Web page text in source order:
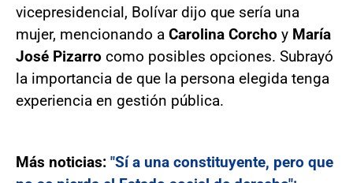
vicepresidencial, Bolívar dijo que sería una
mujer, mencionando a Carolina Corcho y María
José Pizarro como posibles opciones. Subrayó
la importancia de que la persona elegida tenga
experiencia en gestión pública.
Más noticias: "Sí a una constituyente, pero que